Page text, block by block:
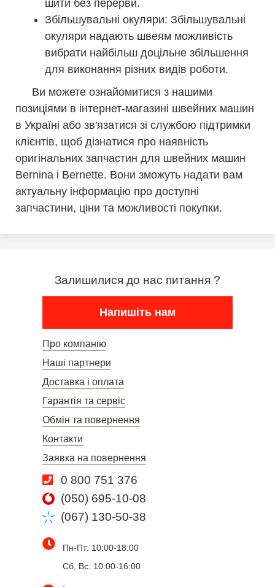
шити без перерви.
Збільшувальні окуляри: Збільшувальні
окуляри надають швеям можливість
вибрати найбільш доцільне збільшення
для виконання різних видів роботи.
Ви можете ознайомитися з нашими
позиціями в інтернет-магазині швейних машин
в Україні або зв'язатися зі службою підтримки
клієнтів, щоб дізнатися про наявність
оригінальних запчастин для швейних машин
Bernina і Bernette. Вони зможуть надати вам
актуальну інформацію про доступні
запчастини, ціни та можливості покупки.
Залишилися до нас питання ?
Напишіть нам
Про компанію
Наші партнери
Доставка і оплата
Гарантія та сервіс
Обмін та повернення
Контакти
Заявка на повернення
0 800 751 376
(050) 695-10-08
(067) 130-50-38
Пн-Пт: 10:00-18:00
Сб, Вс: 10:00-16:00